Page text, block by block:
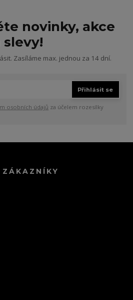
novinky, akce
slevy!
Zasíláme max. jednou za 14 dní.
Přihlásit se
osobních údajů za účelem rozesílky